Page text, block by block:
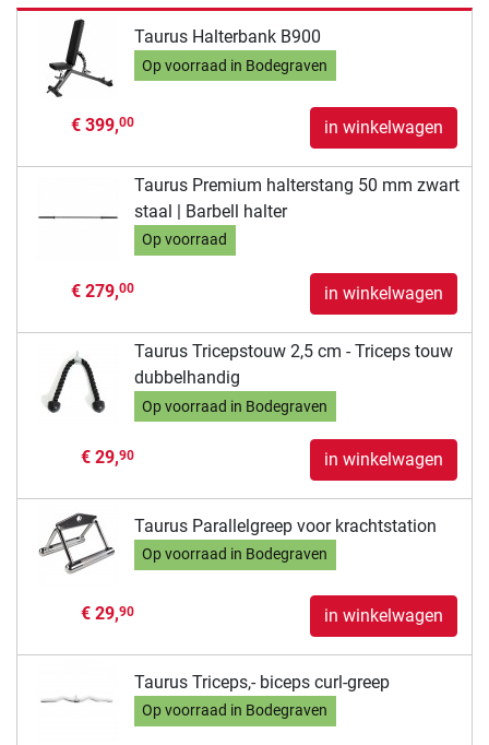
Taurus Halterbank B900
Op voorraad in Bodegraven
€ 399,00 in winkelwagen
Taurus Premium halterstang 50 mm zwart
staal | Barbell halter
Op voorraad
€ 279,00 in winkelwagen
Taurus Tricepstouw 2,5 cm - Triceps touw
dubbelhandig
Op voorraad in Bodegraven
€ 29,90 in winkelwagen
Taurus Parallelgreep voor krachtstation
Op voorraad in Bodegraven
€ 29,90 in winkelwagen
Taurus Triceps,- biceps curl-greep
Op voorraad in Bodegraven